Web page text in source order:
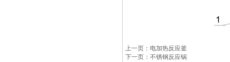
上一页：电加热反应釜
下一页：不锈钢反应锅